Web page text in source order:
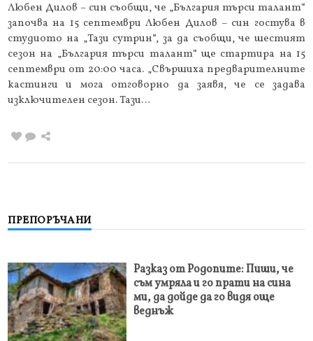
Любен Дилов – син съобщи, че „България търси талант“
започва на 15 септември Любен Дилов – син гостува в
студиото на „Тази сутрин“, за да съобщи, че шестият
сезон на „България търси талант“ ще стартира на 15
септември от 20:00 часа. „Свършиха предварителните
кастинги и мога отговорно да заявя, че се задава
изключителен сезон. Тази…
ПРЕПОРЪЧАНИ
Разказ от Родопите: Пиши, че
съм умряла и го прати на сина
ми, да дойде да го видя още
веднъж